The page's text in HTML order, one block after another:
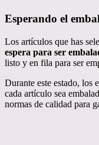
Esperando el
Los artículos que has
espera para ser
listo y en fila para ser
Durante este estado, los
cada artículo sea
normas de calidad para